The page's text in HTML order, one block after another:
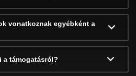
vonatkoznak egyébként a
a támogatásról?